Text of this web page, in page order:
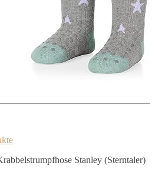
Stanley (Sterntaler)